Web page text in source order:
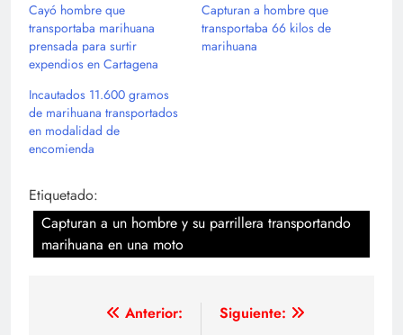
Cayó hombre que
transportaba marihuana
prensada para surtir
expendios en Cartagena
Capturan a hombre que
transportaba 66 kilos de
marihuana
Incautados 11.600 gramos
de marihuana transportados
en modalidad de
encomienda
Etiquetado:
Capturan a un hombre y su parrillera transportando
marihuana en una moto
Navegación
Anterior:
Siguiente: